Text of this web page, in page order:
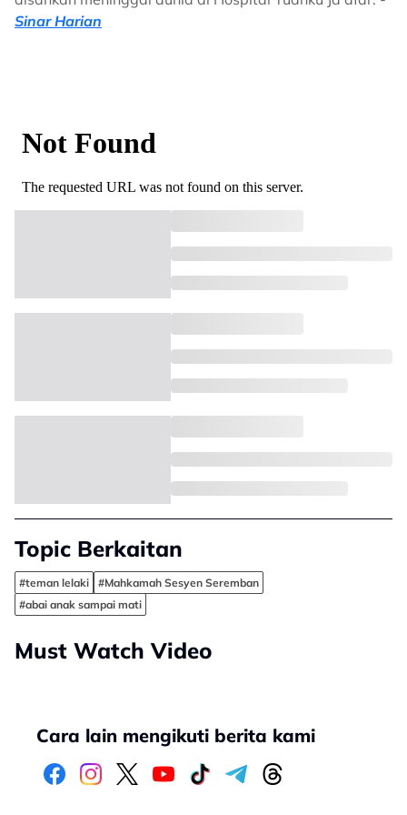
Sinar Harian
Topic Berkaitan
#teman lelaki
#Mahkamah Sesyen Seremban
#abai anak sampai mati
Must Watch Video
Cara lain mengikuti berita kami